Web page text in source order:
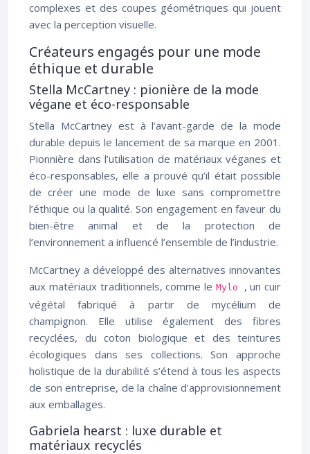
complexes et des coupes géométriques qui jouent
avec la perception visuelle.
Créateurs engagés pour une mode
éthique et durable
Stella McCartney : pionière de la mode
végane et éco-responsable
Stella McCartney est à l’avant-garde de la mode
durable depuis le lancement de sa marque en 2001.
Pionnière dans l’utilisation de matériaux véganes et
éco-responsables, elle a prouvé qu’il était possible
de créer une mode de luxe sans compromettre
l’éthique ou la qualité. Son engagement en faveur du
bien-être animal et de la protection de
l’environnement a influencé l’ensemble de l’industrie.
McCartney a développé des alternatives innovantes
aux matériaux traditionnels, comme le Mylo , un cuir
végétal fabriqué à partir de mycélium de
champignon. Elle utilise également des fibres
recyclées, du coton biologique et des teintures
écologiques dans ses collections. Son approche
holistique de la durabilité s’étend à tous les aspects
de son entreprise, de la chaîne d’approvisionnement
aux emballages.
Gabriela hearst : luxe durable et
matériaux recyclés